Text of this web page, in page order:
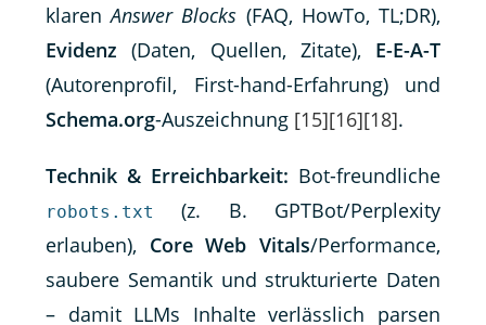
klarenAnswer Blocks (FAQ, HowTo, TL;DR),
Evidenz (Daten, Quellen, Zitate), E-E-A-T
(Autorenprofil, First-hand-Erfahrung) und
Schema.org-Auszeichnung [15][16][18].
Technik & Erreichbarkeit: Bot-freundliche
robots.txt
(z. B. GPTBot/Perplexity
erlauben), Core Web Vitals/Performance,
saubere Semantik und strukturierte Daten
– damit LLMs Inhalte verlässlich parsen